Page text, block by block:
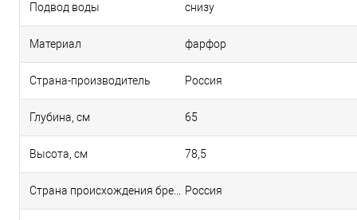
Подвод воды снизу
Материал фарфор
Страна-производитель Россия
Глубина, см 65
Высота, см 78,5
Россия